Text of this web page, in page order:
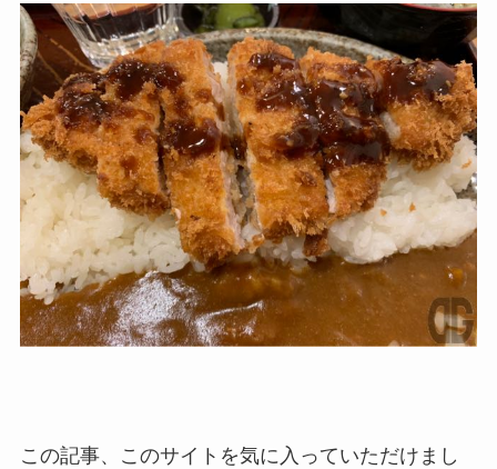
この記事、このサイトを気に入っていただけまし